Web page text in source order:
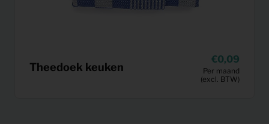
Theedoek keuken
0,09
Per maand
(excl. BTW)